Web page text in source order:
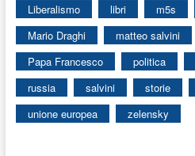
Liberalismo
libri m5s
Mario Draghi
matteo salvini
Papa Francesco
politica
russia
salvini storie
unione europea
zelensky